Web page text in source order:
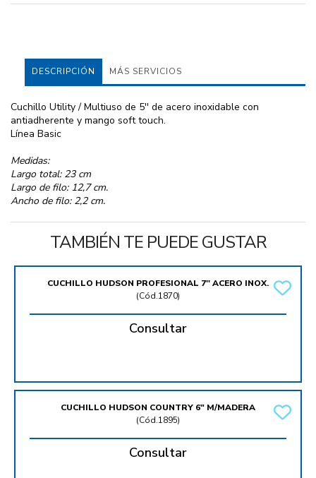
DESCRIPCIÓN MÁS SERVICIOS
Cuchillo Utility / Multiuso de 5'' de acero inoxidable con
antiadherente y mango soft touch.
Línea Basic
Medidas:
Largo total: 23 cm
Largo de filo: 12,7 cm.
Ancho de filo: 2,2 cm.
TAMBIÉN TE PUEDE GUSTAR
CUCHILLO HUDSON PROFESIONAL 7'' ACERO INOX.
(Cód.1870)
Consultar
CUCHILLO HUDSON COUNTRY 6" M/MADERA
(Cód.1895)
Consultar